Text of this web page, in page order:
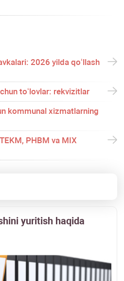
2026 yilda qoʻllash
toʻlovlar: rekvizitlar
kommunal хizmatlarning
PHBM va MIX
yuritish haqida